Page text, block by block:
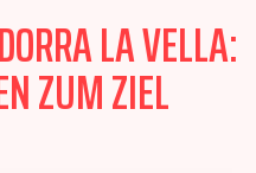
LA VELLA:
ZUM ZIEL